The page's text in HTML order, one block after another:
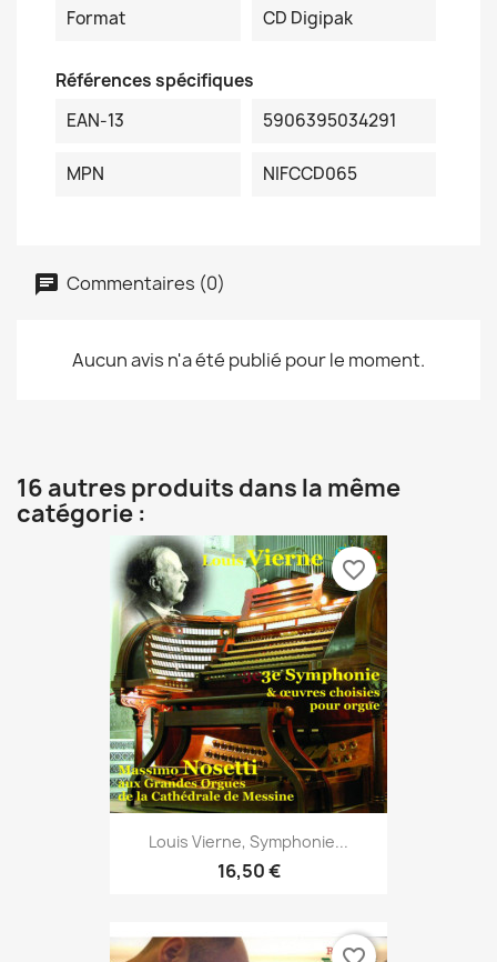
Format
CD Digipak
Références spécifiques
EAN-13
5906395034291
MPN NIFCCD065
Commentaires (0)
Aucun avis n'a été publié pour le moment.
16 autres produits dans la même
catégorie :
Louis Vierne, Symphonie...
16,50 €
favorite_border